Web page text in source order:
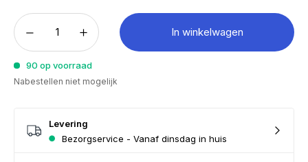
In winkelwagen
90 op voorraad
Nabestellen niet mogelijk
Levering
Bezorgservice - Vanaf dinsdag in huis